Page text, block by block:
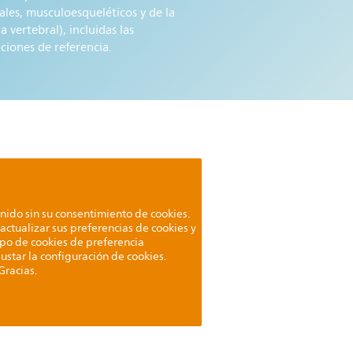
musculoesqueléticos y de la
vertebral), incluidas las
de referencia.
sin su consentimiento de cookies.
sus preferencias de cookies y
de cookies de preferencia
la configuración de cookies.